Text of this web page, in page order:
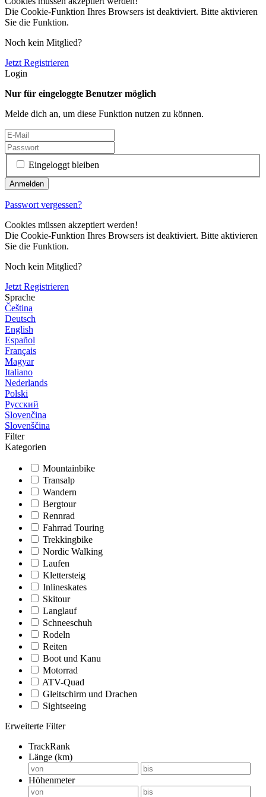
Die Cookie-Funktion Ihres Browsers ist deaktiviert. Bitte aktivieren
Sie die Funktion.
Noch kein Mitglied?
Jetzt Registrieren
Login
Nur für eingeloggte Benutzer möglich
Melde dich an, um diese Funktion nutzen zu können.
Eingeloggt bleiben
Passwort vergessen?
Cookies müssen akzeptiert werden!
Die Cookie-Funktion Ihres Browsers ist deaktiviert. Bitte aktivieren
Sie die Funktion.
Noch kein Mitglied?
Jetzt Registrieren
Sprache
Čeština
Deutsch
English
Español
Français
Magyar
Italiano
Nederlands
Polski
Русский
Slovenčina
Slovenščina
Filter
Kategorien
Mountainbike
Transalp
Wandern
Bergtour
Rennrad
Fahrrad Touring
Trekkingbike
Nordic Walking
Laufen
Klettersteig
Inlineskates
Skitour
Langlauf
Schneeschuh
Rodeln
Reiten
Boot und Kanu
Motorrad
ATV-Quad
Gleitschirm und Drachen
Sightseeing
Erweiterte Filter
TrackRank
Länge (km)
Höhenmeter